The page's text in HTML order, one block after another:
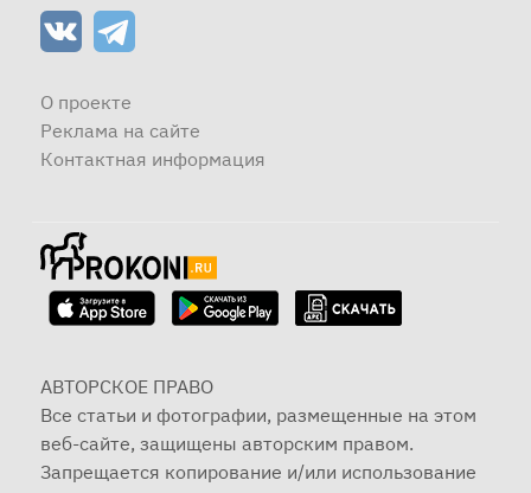
О проекте
Реклама на сайте
Контактная информация
АВТОРСКОЕ ПРАВО
Все статьи и фотографии, размещенные на этом
веб-сайте, защищены авторским правом.
Запрещается копирование и/или использование